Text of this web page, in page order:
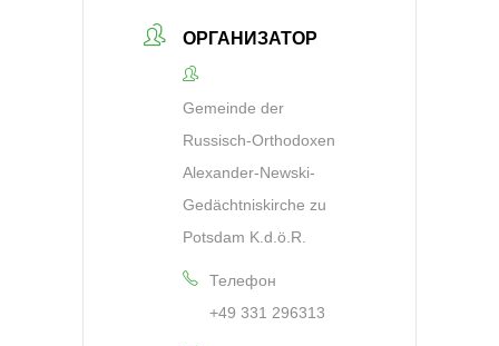
ОРГАНИЗАТОР
Gemeinde der
Russisch-Orthodoxen
Alexander-Newski-
Gedächtniskirche zu
Potsdam K.d.ö.R.
Телефон
+49 331 296313